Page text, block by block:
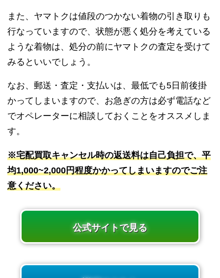
また、ヤマトクは値段のつかない着物の引き取りも
行なっていますので、状態が悪く処分を考えている
ような着物は、処分の前にヤマトクの査定を受けて
みるといいでしょう。
なお、郵送・査定・支払いは、最低でも5日前後掛
かってしまいますので、お急ぎの方は必ず電話など
でオペレーターに相談しておくことをオススメしま
す。
※宅配買取キャンセル時の返送料は自己負担で、平
均1,000~2,000円程度かかってしまいますのでご注
意ください。
公式サイトで見る